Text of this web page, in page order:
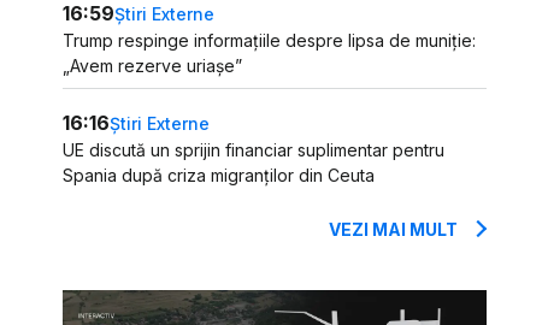
16:59Știri Externe
Trump respinge informațiile despre lipsa de muniție:
„Avem rezerve uriașe”
16:16Știri Externe
UE discută un sprijin financiar suplimentar pentru
Spania după criza migranților din Ceuta
VEZI MAI MULT